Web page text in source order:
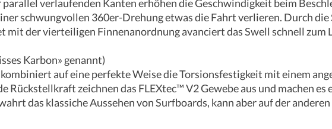
verlaufenden Kanten erhöhen die Geschwindigkeit beim
schwungvollen 360er-Drehung etwas die Fahrt verlieren. Durch die
der vierteiligen Finnenanordnung avanciert das Swell schnell zum
Karbon» genannt)
auf eine perfekte Weise die Torsionsfestigkeit mit einem
Rückstellkraft zeichnen das FLEXtec™ V2 Gewebe aus und machen
das klassiche Aussehen von Surfboards, kann aber auf der